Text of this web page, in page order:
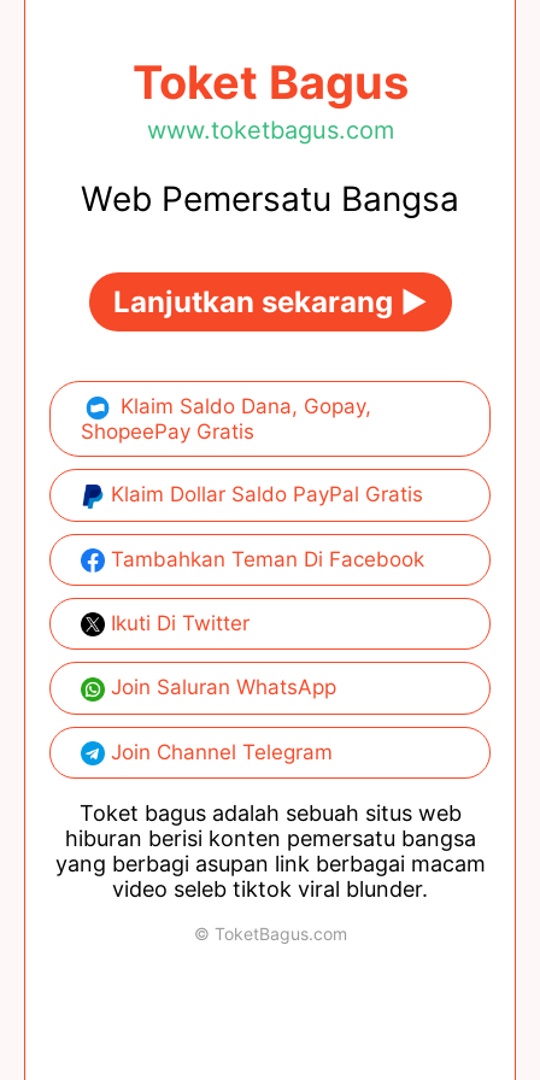
Toket Bagus
www.toketbagus.com
Web Pemersatu Bangsa
Lanjutkan sekarang ►
Klaim Saldo Dana, Gopay,
ShopeePay Gratis
Klaim Dollar Saldo PayPal Gratis
Tambahkan Teman Di Facebook
Ikuti Di Twitter
Join Saluran WhatsApp
Join Channel Telegram
Toket bagus adalah sebuah situs web
hiburan berisi konten pemersatu bangsa
yang berbagi asupan link berbagai macam
video seleb tiktok viral blunder.
© ToketBagus.com